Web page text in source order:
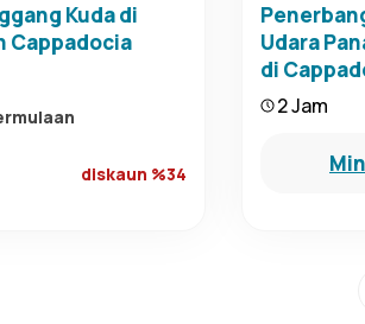
Kuda di
Cappadocia
diskaun %34
Udara
di
2 Jam